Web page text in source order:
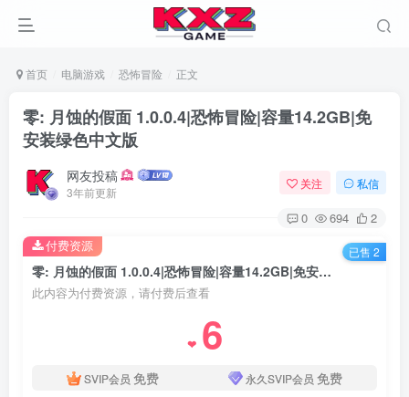
首页 电脑游戏 恐怖冒险 正文
零: 月蚀的假面 1.0.0.4|恐怖冒险|容量14.2GB|免
安装绿色中文版
网友投稿
3年前更新
关注 私信
0 694 2
零: 月蚀的假面 1.0.0.4|恐怖冒险|容量14.2GB|免安装绿色中文版
此内容为付费资源，请付费后查看
❤ 6
SVIP会员 免费 永久SVIP会员 免费
付费资源 已售 2